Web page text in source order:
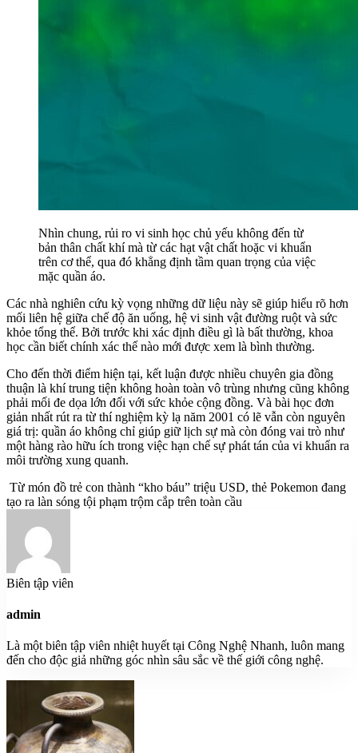
Nhìn chung, rủi ro vi sinh học chủ yếu không đến từ
bản thân chất khí mà từ các hạt vật chất hoặc vi khuẩn
trên cơ thể, qua đó khẳng định tầm quan trọng của việc
mặc quần áo.
Các nhà nghiên cứu kỳ vọng những dữ liệu này sẽ giúp hiểu rõ hơn
mối liên hệ giữa chế độ ăn uống, hệ vi sinh vật đường ruột và sức
khỏe tổng thể. Bởi trước khi xác định điều gì là bất thường, khoa
học cần biết chính xác thế nào mới được xem là bình thường.
Cho đến thời điểm hiện tại, kết luận được nhiều chuyên gia đồng
thuận là khí trung tiện không hoàn toàn vô trùng nhưng cũng không
phải mối đe dọa lớn đối với sức khỏe cộng đồng. Và bài học đơn
giản nhất rút ra từ thí nghiệm kỳ lạ năm 2001 có lẽ vẫn còn nguyên
giá trị: quần áo không chỉ giúp giữ lịch sự mà còn đóng vai trò như
một hàng rào hữu ích trong việc hạn chế sự phát tán của vi khuẩn ra
môi trường xung quanh.
Từ món đồ trẻ con thành “kho báu” triệu USD, thẻ Pokemon đang
tạo ra làn sóng tội phạm trộm cắp trên toàn cầu
Biên tập viên
admin
Là một biên tập viên nhiệt huyết tại Công Nghệ Nhanh, luôn mang
đến cho độc giả những góc nhìn sâu sắc về thế giới công nghệ.